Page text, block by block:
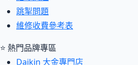
跳掣問題
維修收費參考表
⭐ 熱門品牌專區
Daikin 大金專門店